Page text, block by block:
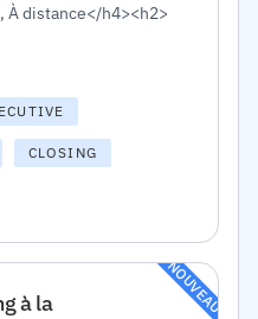
À distance</h4><h2>
CLOSING
NOUVEAU
à la